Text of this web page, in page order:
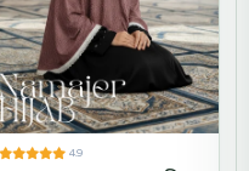
4.9